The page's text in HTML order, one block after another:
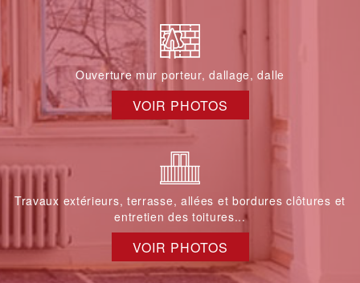
Ouverture mur porteur, dallage, dalle
VOIR PHOTOS
Travaux extérieurs, terrasse, allées et bordures clôtures et
entretien des toitures...
VOIR PHOTOS